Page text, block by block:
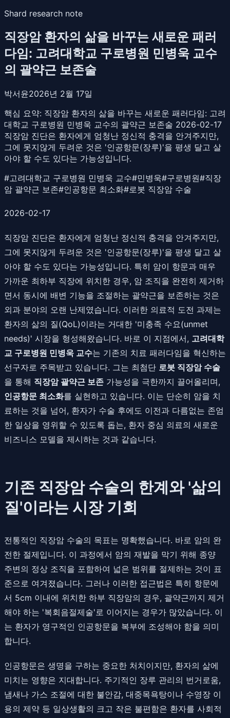
Shard research note
직장암 환자의 삶을 바꾸는 새로운 패러
다임: 고려대학교 구로병원 민병욱 교수
의 괄약근 보존술
박서윤2026년 2월 17일
핵심 요약: 직장암 환자의 삶을 바꾸는 새로운 패러다임: 고려
대학교 구로병원 민병욱 교수의 괄약근 보존술 2026-02-17
직장암 진단은 환자에게 엄청난 정신적 충격을 안겨주지만,
그에 못지않게 두려운 것은 '인공항문(장루)'을 평생 달고 살
아야 할 수도 있다는 가능성입니다.
#고려대학교 구로병원 민병욱 교수#민병욱#구로병원#직장
암 괄약근 보존#인공항문 최소화#로봇 직장암 수술
2026-02-17
직장암 진단은 환자에게 엄청난 정신적 충격을 안겨주지만,
그에 못지않게 두려운 것은 '인공항문(장루)'을 평생 달고 살
아야 할 수도 있다는 가능성입니다. 특히 암이 항문과 매우
가까운 최하부 직장에 위치한 경우, 암 조직을 완전히 제거하
면서 동시에 배변 기능을 조절하는 괄약근을 보존하는 것은
외과 분야의 오랜 난제였습니다. 이러한 의료적 도전 과제는
환자의 삶의 질(QoL)이라는 거대한 '미충족 수요(unmet
needs)' 시장을 형성해왔습니다. 바로 이 지점에서, 고려대학
교 구로병원 민병욱 교수는 기존의 치료 패러다임을 혁신하는
선구자로 주목받고 있습니다. 그는 최첨단 로봇 직장암 수술
을 통해 직장암 괄약근 보존 가능성을 극한까지 끌어올리며,
인공항문 최소화를 실현하고 있습니다. 이는 단순히 암을 치
료하는 것을 넘어, 환자가 수술 후에도 이전과 다름없는 존엄
한 일상을 영위할 수 있도록 돕는, 환자 중심 의료의 새로운
비즈니스 모델을 제시하는 것과 같습니다.
기존 직장암 수술의 한계와 '삶의
질'이라는 시장 기회
전통적인 직장암 수술의 목표는 명확했습니다. 바로 암의 완
전한 절제입니다. 이 과정에서 암의 재발을 막기 위해 종양
주변의 정상 조직을 포함하여 넓은 범위를 절제하는 것이 표
준으로 여겨졌습니다. 그러나 이러한 접근법은 특히 항문에
서 5cm 이내에 위치한 하부 직장암의 경우, 괄약근까지 제거
해야 하는 '복회음절제술'로 이어지는 경우가 많았습니다. 이
는 환자가 영구적인 인공항문을 복부에 조성해야 함을 의미
합니다.
인공항문은 생명을 구하는 중요한 처치이지만, 환자의 삶에
미치는 영향은 지대합니다. 주기적인 장루 관리의 번거로움,
냄새나 가스 조절에 대한 불안감, 대중목욕탕이나 수영장 이
용의 제약 등 일상생활의 크고 작은 불편함은 환자를 사회적